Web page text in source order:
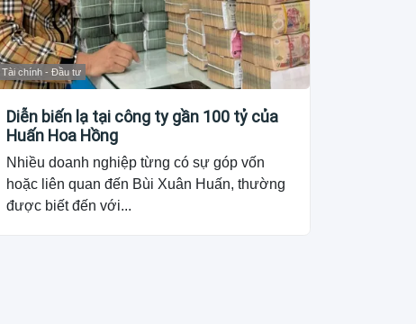
Tài chính - Đầu tư
Diễn biến lạ tại công ty gần 100 tỷ của
Huấn Hoa Hồng
Nhiều doanh nghiệp từng có sự góp vốn
hoặc liên quan đến Bùi Xuân Huấn, thường
được biết đến với...